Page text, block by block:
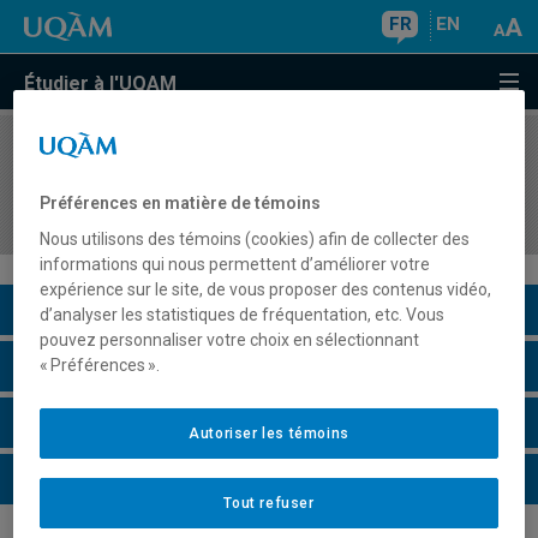
FR EN
Étudier à l'UQAM
COURS//
ressources humaines
Description du cours
Horaire - Été 2026
Horaire - Automne 2026
Horaire - Hiver 2027
Préférences en matière de témoins
Nous utilisons des témoins (cookies) afin de collecter des
informations qui nous permettent d’améliorer votre
expérience sur le site, de vous proposer des contenus vidéo,
d’analyser les statistiques de fréquentation, etc. Vous
pouvez personnaliser votre choix en sélectionnant
« Préférences ».
Tout refuser
Autoriser les témoins